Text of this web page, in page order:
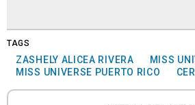
TAGS
ZASHELY ALICEA RIVERA
MISS
MISS UNIVERSE PUERTO RICO